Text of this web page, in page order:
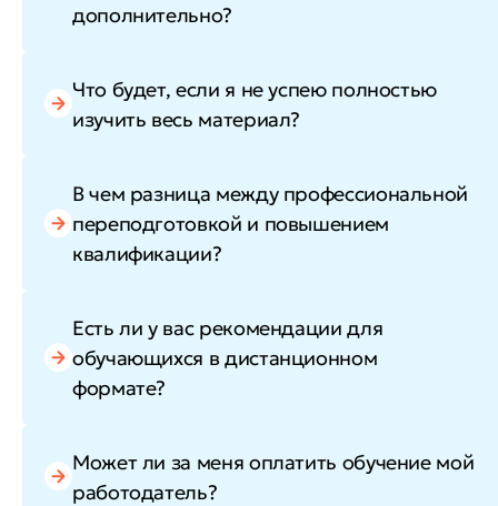
дополнительно?
Что будет, если я не успею полностью
изучить весь материал?
В чем разница между профессиональной
переподготовкой и повышением
квалификации?
Есть ли у вас рекомендации для
обучающихся в дистанционном
формате?
Может ли за меня оплатить обучение мой
работодатель?